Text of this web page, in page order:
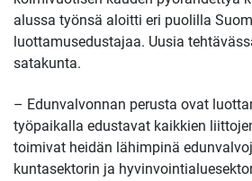
alussa työnsä aloitti eri puolilla
luottamusedustajaa. Uusia
satakunta.
– Edunvalvonnan perusta ovat
työpaikalla edustavat kaikkien
toimivat heidän lähimpinä
kuntasektorin ja